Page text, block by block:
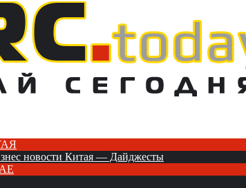
новости Китая — Дайджесты